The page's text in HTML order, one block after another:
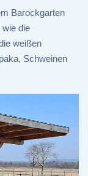
Barockgarten
die
weißen
Schweinen